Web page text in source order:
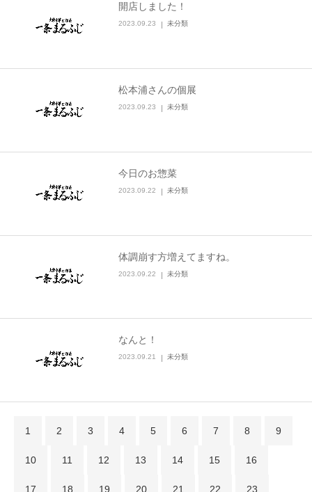
開店しました！
2023.09.23 未分類
松本浦さんの個展
2023.09.23 未分類
今日のお惣菜
2023.09.22 未分類
体調崩す方増えてますね。
2023.09.22 未分類
なんと！
2023.09.21 未分類
1 2 3 4 5 6 7 8 9
10 11 12 13 14 15 16
17 18 19 20 21 22 23